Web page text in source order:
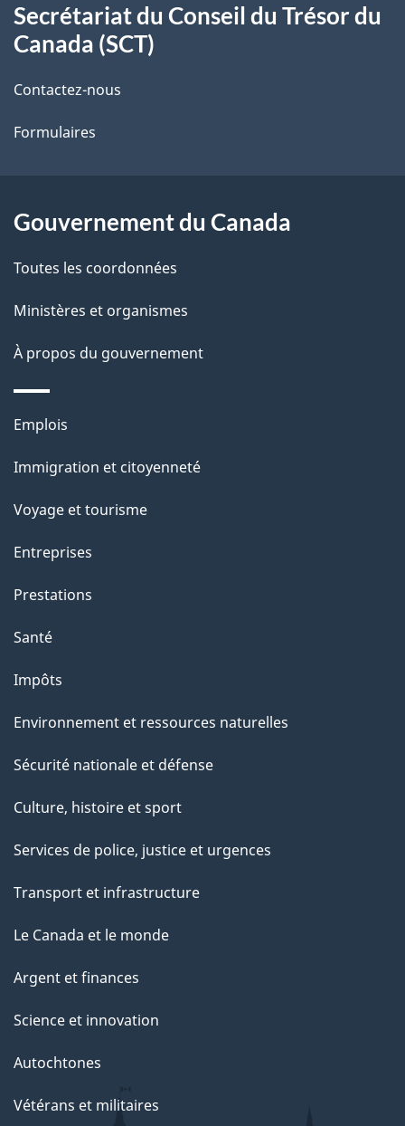
i
s
d
l
a
p
a
e
propos
ce
site
Secrétariat du Conseil du Trésor du
Canada (SCT)
Contactez-nous
Formulaires
Gouvernement du Canada
Toutes les coordonnées
Ministères et organismes
À propos du gouvernement
Thèmes
sujets
Emplois
Immigration et citoyenneté
Voyage et tourisme
Entreprises
Prestations
Santé
Impôts
Environnement et ressources naturelles
Sécurité nationale et défense
Culture, histoire et sport
Services de police, justice et urgences
Transport et infrastructure
Le Canada et le monde
Argent et finances
Science et innovation
Autochtones
Vétérans et militaires